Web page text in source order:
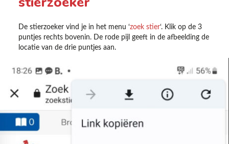
De stierzoeker vind je in het menu ‘zoek stier‘. Klik op de 3
puntjes rechts bovenin. De rode pijl geeft in de afbeelding de
locatie van de drie puntjes aan.